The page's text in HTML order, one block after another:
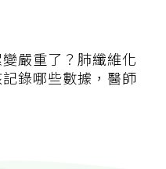
嚴重了？肺纖維化
錄哪些數據，醫師